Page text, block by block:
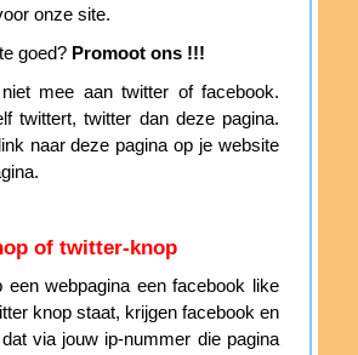
onze site.
goed? Promoot ons !!!
mee aan twitter of facebook.
twittert, twitter dan deze pagina.
naar deze pagina op je website
of twitter-knop
een webpagina een facebook like
knop staat, krijgen facebook en
via jouw ip-nummer die pagina